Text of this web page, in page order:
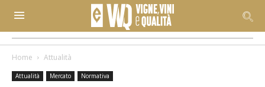
Home Attualità
Attualità Mercato Normativa